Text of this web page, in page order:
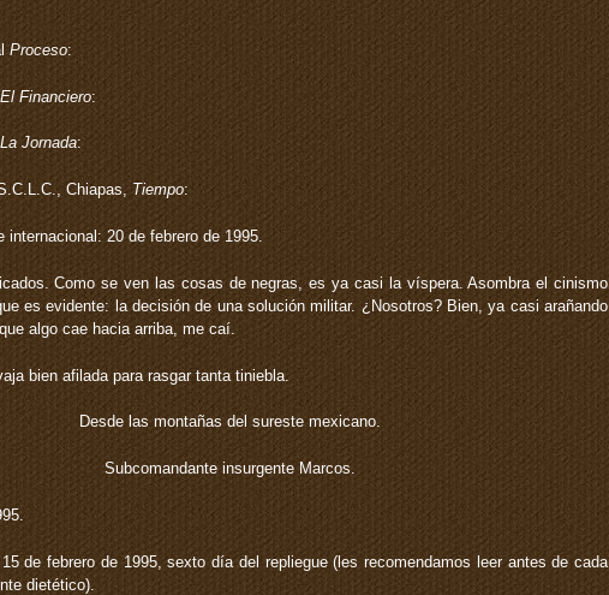
Proceso:
El Financiero:
La Jornada:
Chiapas, Tiempo:
internacional: 20 de febrero de 1995.
Como se ven las cosas de negras, es ya casi la víspera. Asombra el cinismo
es evidente: la decisión de una solución militar. ¿Nosotros? Bien, ya casi arañando
algo cae hacia arriba, me caí.
bien afilada para rasgar tanta tiniebla.
Desde las montañas del sureste mexicano.
Subcomandante insurgente Marcos.
de febrero de 1995, sexto día del repliegue (les recomendamos leer antes de cada
dietético).